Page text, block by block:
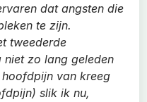
dat angsten die
te zijn.
tweederde
zo lang geleden
van kreeg
slik ik nu,